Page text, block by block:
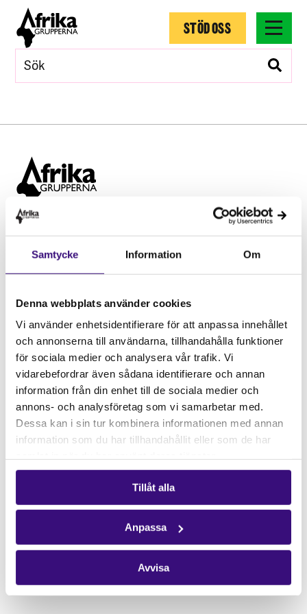
Samtycke Information Om
Denna webbplats använder cookies
Vi använder enhetsidentifierare för att anpassa innehållet
och annonserna till användarna, tillhandahålla funktioner
för sociala medier och analysera vår trafik. Vi
vidarebefordrar även sådana identifierare och annan
information från din enhet till de sociala medier och
annons- och analysföretag som vi samarbetar med.
Dessa kan i sin tur kombinera informationen med annan
information som du har tillhandahållit eller som de har
Tillåt alla
Anpassa
Avvisa
STÖD OSS
Hitta snabbt
STÖD OSS
Vårt arbete
Gåvoshop
Kontakta oss
Hitta kontaktperson
Pressrum
Följ oss
Facebook
Instagram
Få vårt nyhetsbrev